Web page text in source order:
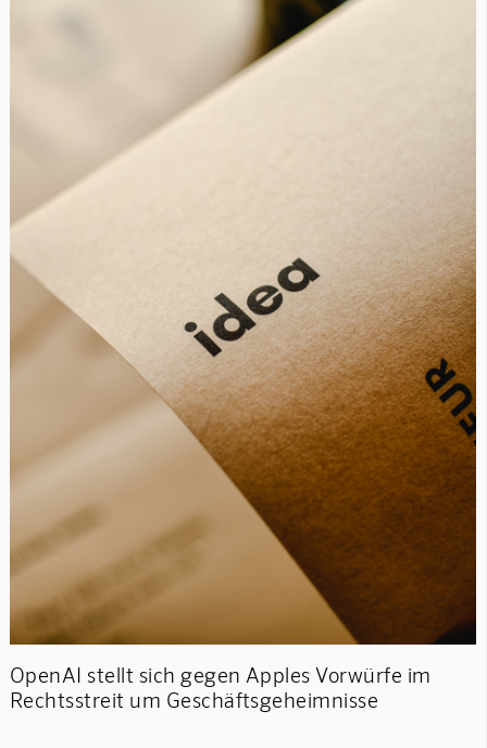
OpenAI stellt sich gegen Apples Vorwürfe im
Rechtsstreit um Geschäftsgeheimnisse